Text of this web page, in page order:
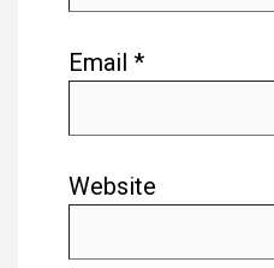
Email *
Website